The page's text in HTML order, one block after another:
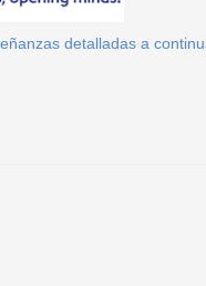
detalladas a